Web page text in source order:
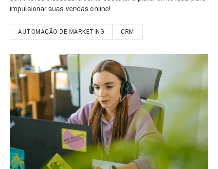
impulsionar suas vendas online!
AUTOMAÇÃO DE MARKETING CRM